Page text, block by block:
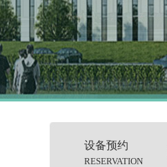
设备预约
RESERVATION